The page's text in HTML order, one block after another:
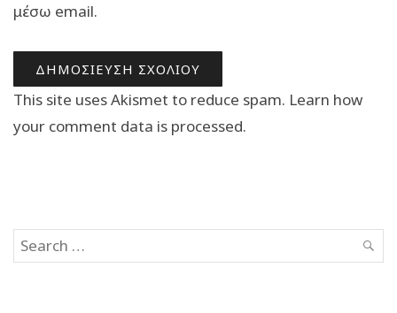
μέσω email.
This site uses Akismet to reduce spam. Learn how
your comment data is processed.
Search
for: